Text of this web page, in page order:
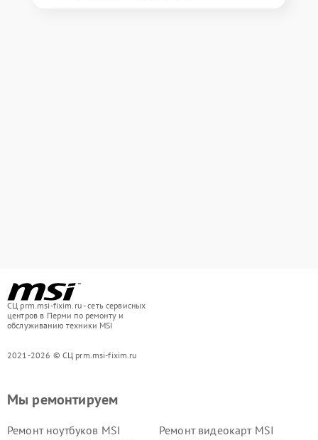
СЦ prm.msi-fixim.ru - сеть сервисных
центров в Перми по ремонту и
обслуживанию техники MSI
2021-2026 © СЦ prm.msi-fixim.ru
Мы ремонтируем
Ремонт ноутбуков MSI
Ремонт видеокарт MSI